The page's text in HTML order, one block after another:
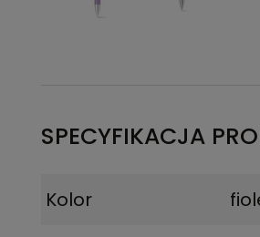
SPECYFIKACJA
Kolor